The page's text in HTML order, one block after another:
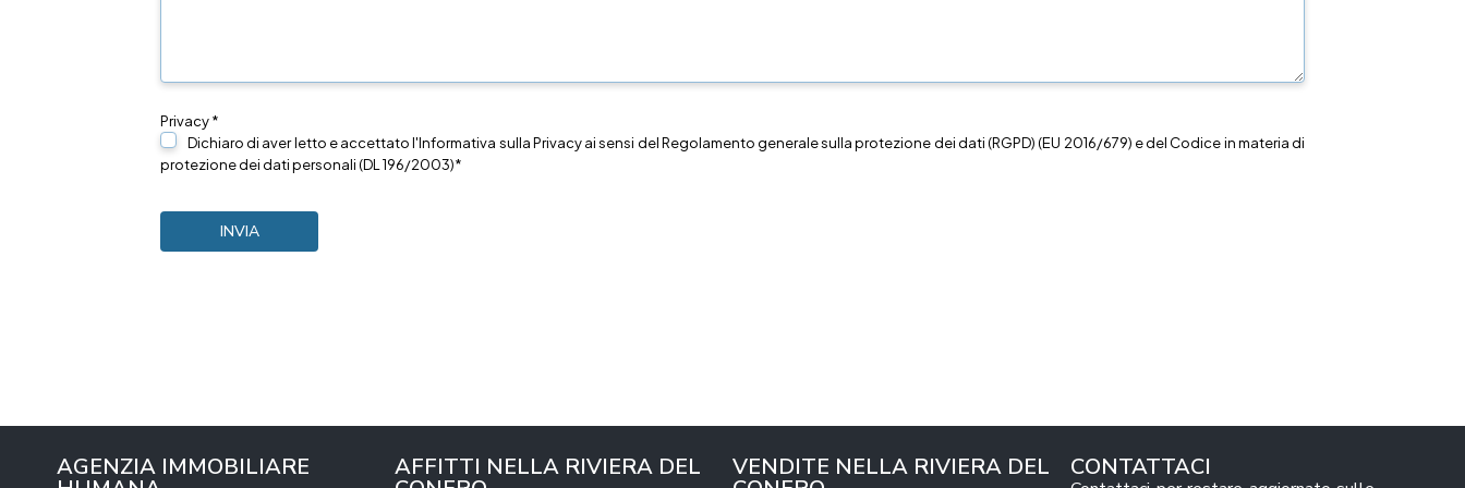
Privacy *
Dichiaro di aver letto e accettato l'Informativa sullaPrivacyai sensi del Regolamento generale sulla protezione dei dati (RGPD) (EU 2016/679) e del Codice in materia di
protezione dei dati personali (DL 196/2003)*
AGENZIA IMMOBILIARE AFFITTI NELLA RIVIERA DEL VENDITE NELLA RIVIERA DEL CONTATTACI